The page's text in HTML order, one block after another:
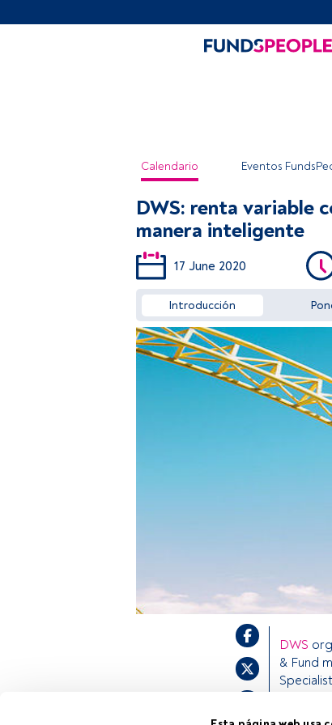
Calendario Eventos
DWS: renta variable
manera inteligente
17 June 2020
Introducción
DWS
& Fund
renta